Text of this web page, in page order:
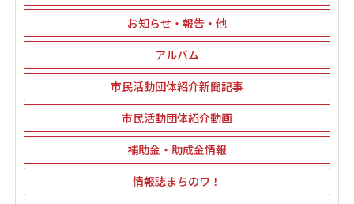
お知らせ・報告・他
アルバム
市民活動団体紹介新聞記事
市民活動団体紹介動画
補助金・助成金情報
情報誌まちのワ！